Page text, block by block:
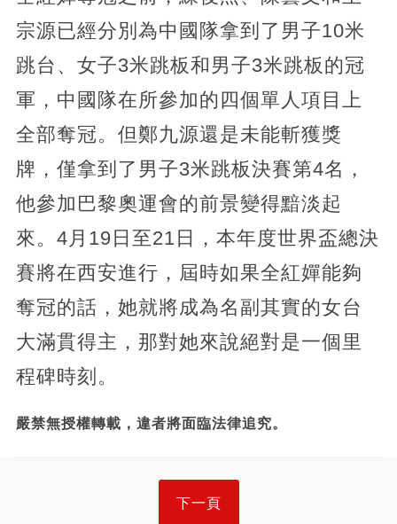
宗源已經分別為中國隊拿到了男子10米
跳台、女子3米跳板和男子3米跳板的冠
軍，中國隊在所參加的四個單人項目上
全部奪冠。但鄭九源還是未能斬獲獎
牌，僅拿到了男子3米跳板決賽第4名，
他參加巴黎奧運會的前景變得黯淡起
來。4月19日至21日，本年度世界盃總決
賽將在西安進行，屆時如果全紅嬋能夠
奪冠的話，她就將成為名副其實的女台
大滿貫得主，那對她來說絕對是一個里
程碑時刻。
嚴禁無授權轉載，違者將面臨法律追究。
下一頁